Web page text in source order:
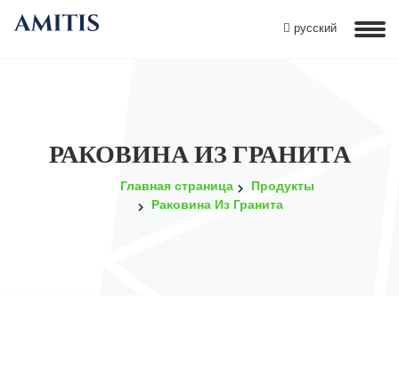
русский
РАКОВИНА ИЗ ГРАНИТА
Главная страница
Продукты
Раковина Из Гранита